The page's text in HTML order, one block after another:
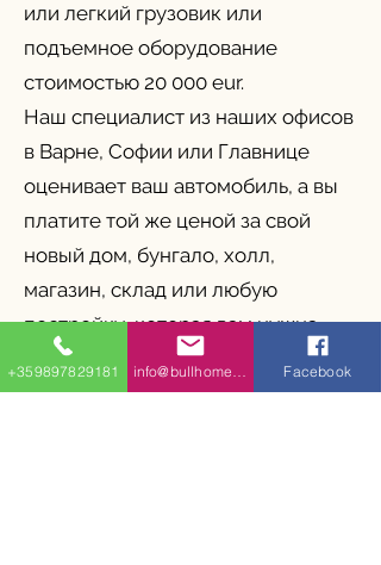
или легкий грузовик или
подъемное оборудование
стоимостью 20 000 eur.
Наш специалист из наших офисов
в Варне, Софии или Главнице
оценивает ваш автомобиль, а вы
платите той же ценой за свой
новый дом, бунгало, холл,
магазин, склад или любую
постройку, которая вам нужна.
www.bullhomes.eu
+359897829181 Facebook